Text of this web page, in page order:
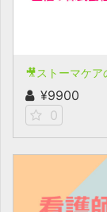
¥9900
0